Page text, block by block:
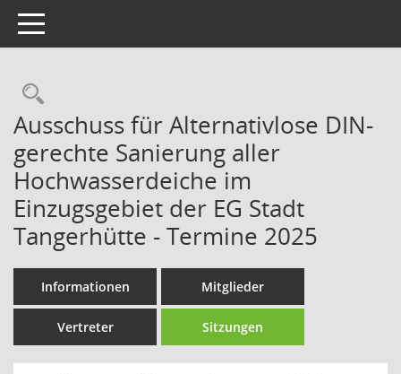
Toggle navigation
Rechercheauswahl
Ausschuss für Alternativlose DIN-
gerechte Sanierung aller
Hochwasserdeiche im
Einzugsgebiet der EG Stadt
Tangerhütte - Termine 2025
Informationen Mitglieder
Vertreter Sitzungen